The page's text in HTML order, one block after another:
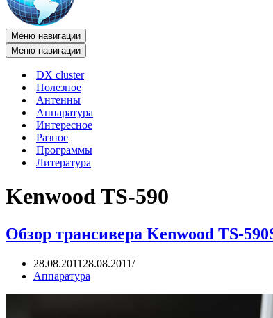
Меню навигации
Меню навигации
DX cluster
Полезное
Антенны
Аппаратура
Интересное
Разное
Программы
Литература
Kenwood TS-590
Обзор трансивера Kenwood TS-
28.08.2011 28.08.2011
Аппаратура